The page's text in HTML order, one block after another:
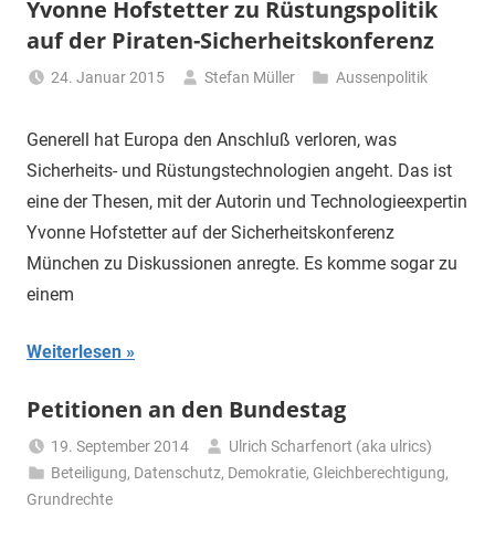
Yvonne Hofstetter zu Rüstungspolitik
auf der Piraten-Sicherheitskonferenz
24. Januar 2015 Stefan Müller Aussenpolitik
Generell hat Europa den Anschluß verloren, was
Sicherheits- und Rüstungstechnologien angeht. Das ist
eine der Thesen, mit der Autorin und Technologieexpertin
Yvonne Hofstetter auf der Sicherheitskonferenz
München zu Diskussionen anregte. Es komme sogar zu
einem
Weiterlesen
Petitionen an den Bundestag
19. September 2014
Ulrich Scharfenort (aka ulrics)
Beteiligung, Datenschutz, Demokratie, Gleichberechtigung,
Grundrechte